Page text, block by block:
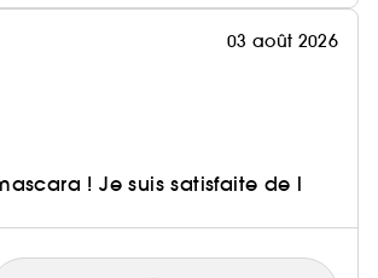
03 août 2026
! Je suis satisfaite de l